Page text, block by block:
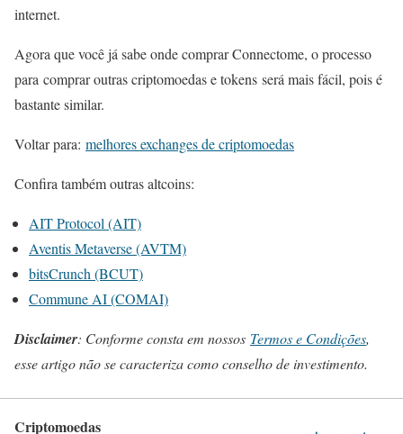
internet.
Agora que você já sabe onde comprar Connectome, o processo
para comprar outras criptomoedas e tokens será mais fácil, pois é
bastante similar.
Voltar para: melhores exchanges de criptomoedas
Confira também outras altcoins:
AIT Protocol (AIT)
Aventis Metaverse (AVTM)
bitsCrunch (BCUT)
Commune AI (COMAI)
Disclaimer: Conforme consta em nossos Termos e Condições,
esse artigo não se caracteriza como conselho de investimento.
Criptomoedas